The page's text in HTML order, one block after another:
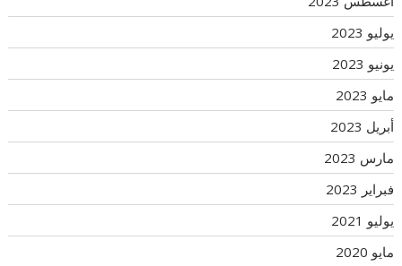
يوليو 2023
يونيو 2023
مايو 2023
أبريل 2023
مارس 2023
فبراير 2023
يوليو 2021
مايو 2020